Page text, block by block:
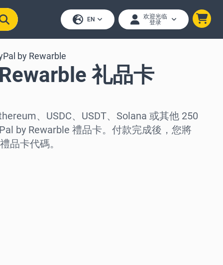
EN
欢迎光临
登录
by Rewarble
礼品卡
、USDC、USDT、Solana 或其他 250
by Rewarble 禮品卡。付款完成後，您將
品卡代碼。